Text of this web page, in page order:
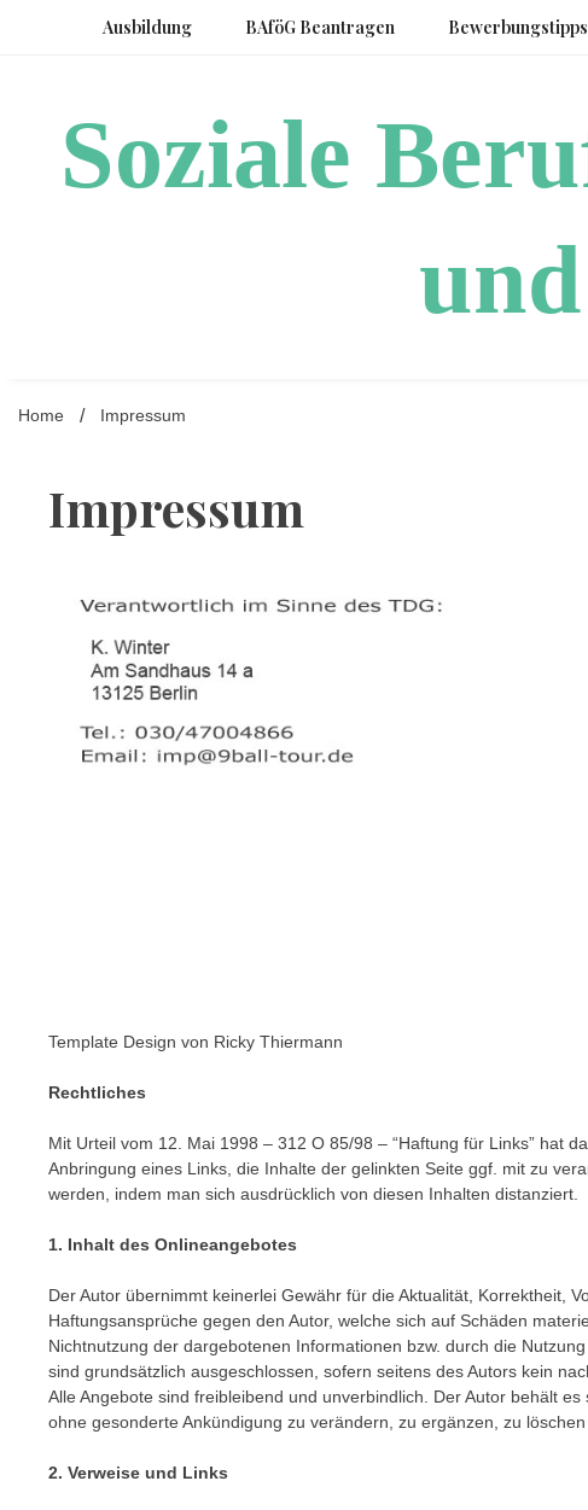
Ausbildung BAföG Beantragen Bewerbungstipps
Soziale
Home Impressum
Impressum
Template Design von Ricky Thiermann
Rechtliches
Mit Urteil vom 12. Mai 1998 – 312 O 85/98 – “Haftung für Links” hat
Anbringung eines Links, die Inhalte der gelinkten Seite ggf. mit zu
werden, indem man sich ausdrücklich von diesen Inhalten distanziert.
1. Inhalt des Onlineangebotes
Der Autor übernimmt keinerlei Gewähr für die Aktualität, Korrektheit,
Haftungsansprüche gegen den Autor, welche sich auf Schäden
Nichtnutzung der dargebotenen Informationen bzw. durch die
sind grundsätzlich ausgeschlossen, sofern seitens des Autors kein
Alle Angebote sind freibleibend und unverbindlich. Der Autor behält
ohne gesonderte Ankündigung zu verändern, zu ergänzen, zu
2. Verweise und Links